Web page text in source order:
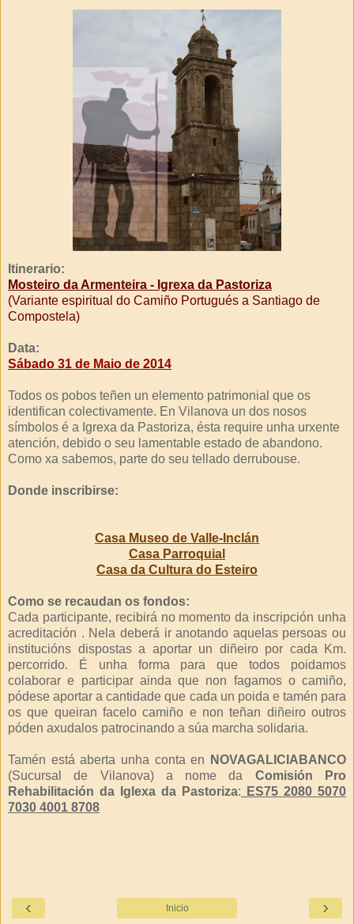
Itinerario:
Mosteiro da Armenteira - Igrexa da Pastoriza
(Variante espiritual do Camiño Portugués a Santiago de
Compostela)
Data:
Sábado 31 de Maio de 2014
Todos os pobos teñen un elemento patrimonial que os
identifican colectivamente. En Vilanova un dos nosos
símbolos é a Igrexa da Pastoriza, ésta require unha urxente
atención, debido o seu lamentable estado de abandono.
Como xa sabemos, parte do seu tellado derrubouse.
Donde inscribirse:
Casa Museo de Valle-Inclán
Casa Parroquial
Casa da Cultura do Esteiro
Como se recaudan os fondos:
Cada participante, recibirá no momento da inscripción unha
acreditación . Nela deberá ir anotando aquelas persoas ou
institucións dispostas a aportar un diñeiro por cada Km.
percorrido. É unha forma para que todos poidamos
colaborar e participar ainda que non fagamos o camiño,
pódese aportar a cantidade que cada un poida e tamén para
os que queiran facelo camiño e non teñan diñeiro outros
póden axudalos patrocinando a súa marcha solidaria.
Tamén está aberta unha conta en
NOVAGALICIABANCO
(Sucursal de Vilanova) a nome da Comisión Pro
Rehabilitación da Iglexa da Pastoriza:
ES75 2080 5070
7030 4001 8708
‹ ›
Inicio